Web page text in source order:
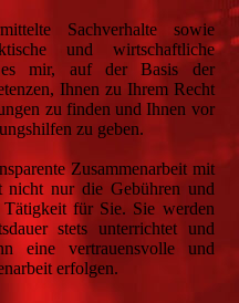
Sachverhalte sowie
und wirtschaftliche
es mir, auf der Basis der
Ihnen zu Ihrem Recht
zu finden und Ihnen vor
zu geben.
Zusammenarbeit mit
nur die Gebühren und
Tätigkeit für Sie. Sie werden
stets unterrichtet und
eine vertrauensvolle und
erfolgen.